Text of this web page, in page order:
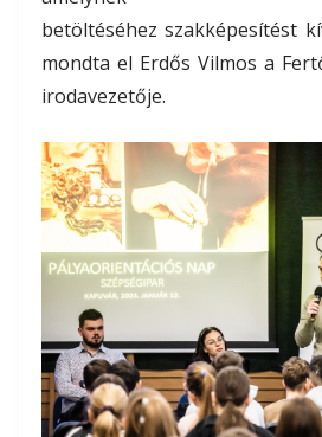
betöltéséhez szakképesítést
mondta el Erdős Vilmos a
irodavezetője.